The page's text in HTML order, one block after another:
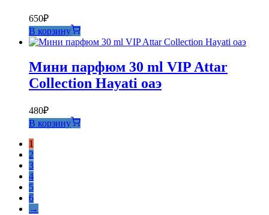
650₽
В корзину
Мини парфюм 30 ml VIP Attar
Collection Hayati оаэ
480₽
В корзину
1
2
3
4
5
6
→